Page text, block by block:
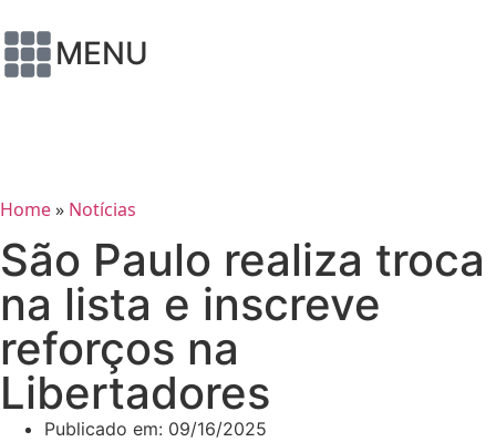
MENU
Home» Notícias
São Paulo realiza troca
na lista e inscreve
reforços na
Libertadores
Publicado em: 09/16/2025